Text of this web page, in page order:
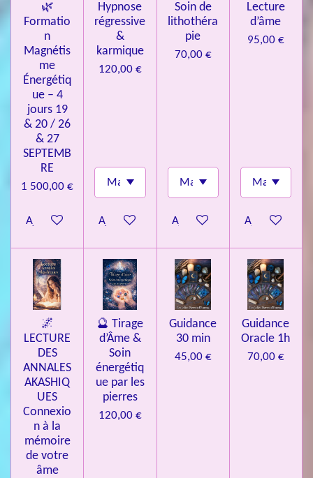
🌿
Formatio
n
Magnétis
me
Énergétiq
ue – 4
jours 19
& 20 / 26
& 27
SEPTEMB
RE
1 500,00 €
Ajouter au panier
Hypnose
régressive
&
karmique
120,00 €
Ajouter au panier
Soin de
lithothéra
pie
70,00 €
Ajouter au panier
Lecture
d’âme
95,00 €
Ajouter au
🌌
LECTURE
DES
ANNALES
AKASHIQ
UES
Connexio
n à la
mémoire
de votre
âme
🔮 Tirage
d’Âme &
Soin
énergétiq
ue par les
pierres
120,00 €
Guidance
30 min
45,00 €
Guidance
Oracle 1h
70,00 €